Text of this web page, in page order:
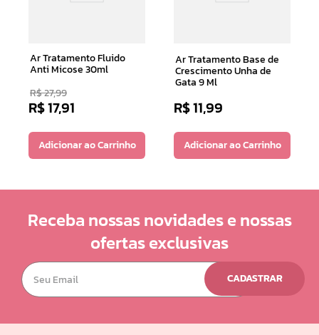
Ar Tratamento Fluido
Anti Micose 30ml
R$27,99
R$17,91
Adicionar ao Carrinho
Ar Tratamento Base de
Crescimento Unha de
Gata 9 Ml
R$11,99
Adicionar ao Carrinho
Receba nossas novidades e nossas
ofertas exclusivas
CADASTRAR